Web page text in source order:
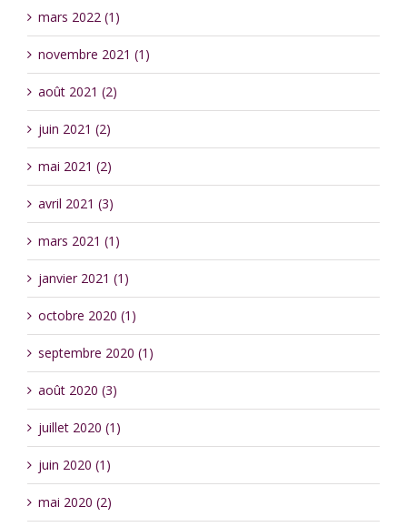
mars 2022 (1)
novembre 2021 (1)
août 2021 (2)
juin 2021 (2)
mai 2021 (2)
avril 2021 (3)
mars 2021 (1)
janvier 2021 (1)
octobre 2020 (1)
septembre 2020 (1)
août 2020 (3)
juillet 2020 (1)
juin 2020 (1)
mai 2020 (2)